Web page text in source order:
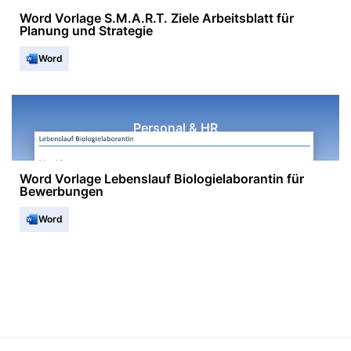
Word Vorlage S.M.A.R.T. Ziele Arbeitsblatt für
Planung und Strategie
Word
Personal & HR
Word Vorlage Lebenslauf Biologielaborantin für
Bewerbungen
Word